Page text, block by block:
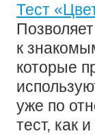
Тест
к
которые
уже по
тест, как